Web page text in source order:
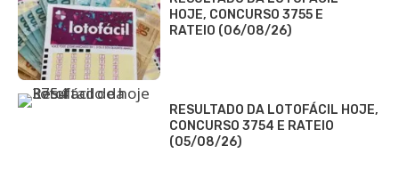
HOJE, CONCURSO 3755 E
RATEIO (06/08/26)
RESULTADO DA LOTOFÁCIL HOJE,
CONCURSO 3754 E RATEIO
(05/08/26)